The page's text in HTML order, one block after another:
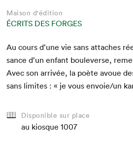
Maison d'édition
ÉCRITS DES FORGES
Au cours d’une vie sans attach­es
sance d’un enfant boule­verse,
Avec son arrivée, la poète avoue
sans lim­ites : « je vous envoie/​un
Disponible sur place
au kiosque 1007